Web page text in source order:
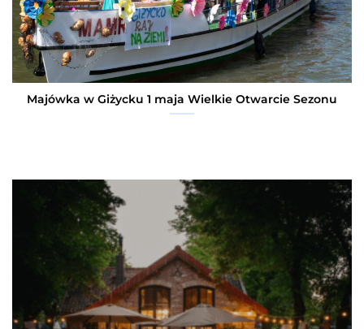
Majówka w Giżycku 1 maja Wielkie Otwarcie Sezonu